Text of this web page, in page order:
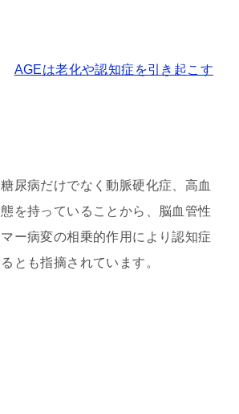
AGEは老化や認知症を引き起こす
尿病だけでなく動脈硬化症、高血
を持っていることから、脳血管性
ー病変の相乗的作用により認知症
とも指摘されています。